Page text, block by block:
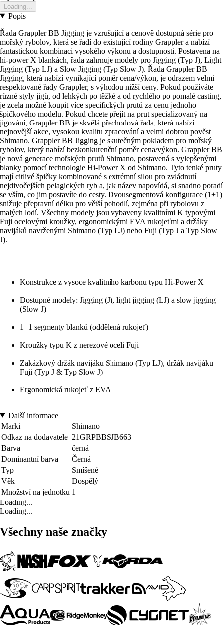
Loading...
Popis
Řada Grappler BB Jigging je vzrušující a cenově dostupná série pro
mořský rybolov, která se řadí do existující rodiny Grappler a nabízí
fantastickou kombinaci vysokého výkonu a dostupnosti. Postavena na
hi-power X blankách, řada zahrnuje modely pro Jigging (Typ J), Light
Jigging (Typ LJ) a Slow Jigging (Typ Slow J). Řada Grappler BB
Jigging, která nabízí vynikající poměr cena/výkon, je odrazem velmi
respektované řady Grappler, s výhodou nižší ceny. Pokud používáte
různé styly jigů, od lehkých po těžké a od rychlého po pomalé casting,
je zcela možné koupit více specifických prutů za cenu jednoho
špičkového modelu. Pokud chcete přejít na prut specializovaný na
jigování, Grappler BB je skvělá přechodová řada, která nabízí
nejnovější akce, vysokou kvalitu zpracování a velmi dobrou pověst
Shimano. Grappler BB Jigging je skutečným pokladem pro mořský
rybolov, který nabízí bezkonkurenční poměr cena/výkon. Grappler BB
je nová generace mořských prutů Shimano, postavená s vylepšenými
blanky pomocí technologie Hi-Power X od Shimano. Tyto tenké pruty
mají citlivé špičky kombinované s extrémní silou pro zvládnutí
nejdivočejších pelagických ryb a, jak název napovídá, si snadno poradí
se vším, co jim postavíte do cesty. Dvousegmentová konfigurace (1+1)
snižuje přepravní délku pro větší pohodlí, zejména při rybolovu z
malých lodí. Všechny modely jsou vybaveny kvalitními K typovými
Fuji ocelovými kroužky, ergonomickými EVA rukojeťmi a držáky
navijáků navrženými Shimano (Typ LJ) nebo Fuji (Typ J a Typ Slow
J).
Konstrukce z vysoce kvalitního karbonu typu Hi-Power X
Dostupné modely: Jigging (J), light jigging (LJ) a slow jigging
(Slow J)
1+1 segmenty blanků (oddělená rukojeť)
Kroužky typu K z nerezové oceli Fuji
Zakázkový držák navijáku Shimano (Typ LJ), držák navijáku
Fuji (Typ J & Typ Slow J)
Ergonomická rukojeť z EVA
Další informace
Marki
Shimano
Odkaz na dodavatele 21GRPBBSJB663
Barva
černá
Dominantní barva
Černá
Typ
Smíšené
Věk
Dospělý
Množství na jednotku 1
Loading...
Loading...
Všechny naše značky